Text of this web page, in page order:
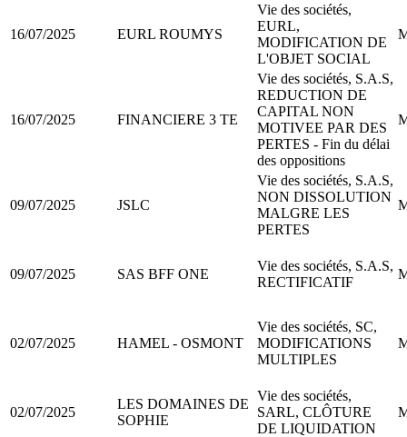
16/07/2025 EURL ROUMYS
Vie des sociétés,
EURL,
MODIFICATION DE
L'OBJET SOCIAL
16/07/2025 FINANCIERE 3 TE
Vie des sociétés, S.A.S,
REDUCTION DE
CAPITAL NON
MOTIVEE PAR DES
PERTES - Fin du délai
des oppositions
09/07/2025 JSLC
Vie des sociétés, S.A.S,
NON DISSOLUTION
MALGRE LES
PERTES
09/07/2025 SAS BFF ONE
Vie des sociétés, S.A.S,
RECTIFICATIF
02/07/2025 HAMEL - OSMONT
Vie des sociétés, SC,
MODIFICATIONS
MULTIPLES
02/07/2025
LES DOMAINES DE
SOPHIE
Vie des sociétés,
SARL, CLÔTURE
DE LIQUIDATION